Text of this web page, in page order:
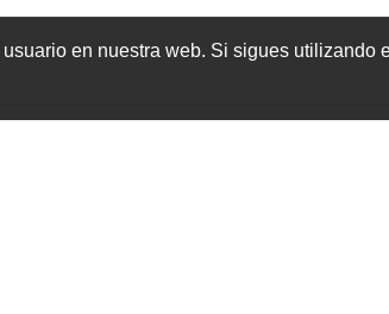
en nuestra web. Si sigues utilizando